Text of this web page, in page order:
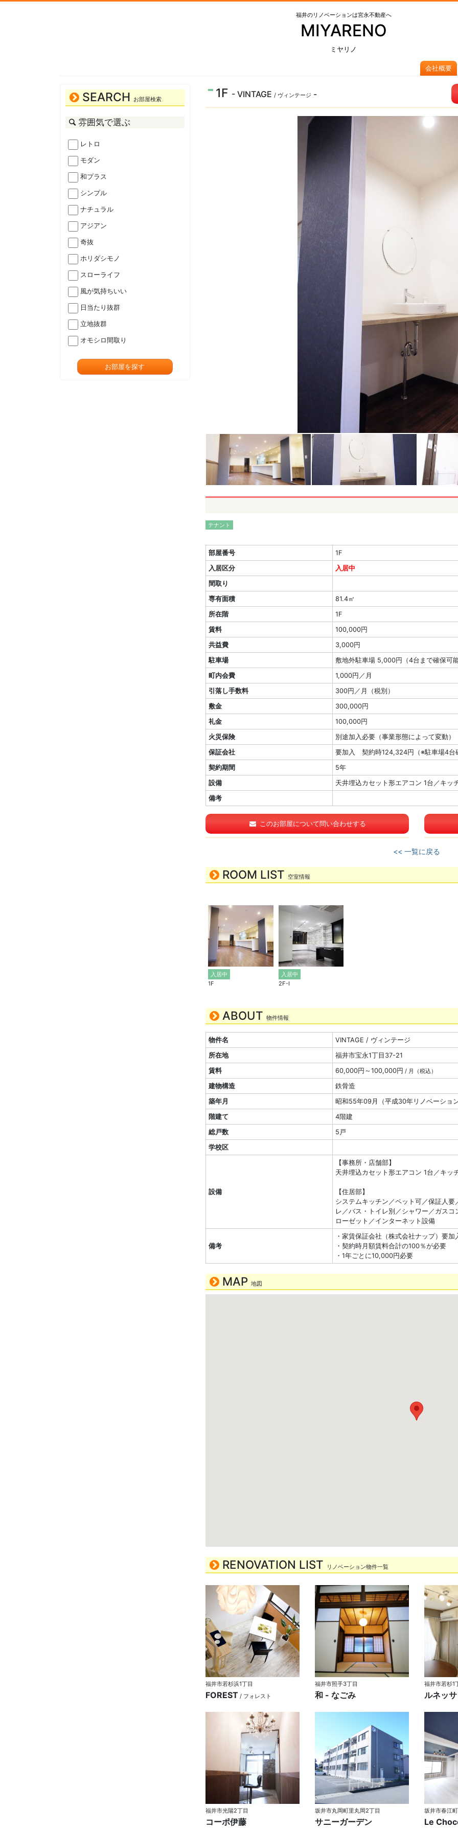
福井のリノベーションは宮永不動産へ
MIYARENO
ミヤリノ
会社概要
SEARCH お部屋検索
雰囲気で選ぶ
レトロ
モダン
和プラス
シンプル
ナチュラル
アジアン
奇抜
ホリダシモノ
スローライフ
風が気持ちいい
日当たり抜群
立地抜群
オモシロ間取り
1F - VINTAGE / ヴィンテージ -
テナント
部屋番号
1F
入居区分
入居中
間取り
専有面積
81.4㎡
所在階
1F
賃料
100,000円
共益費
3,000円
駐車場
敷地外駐車場 5,000円（4台まで確保可
町内会費
1,000円／月
引落し手数料
300円／月（税別）
敷金
300,000円
礼金
100,000円
火災保険
別途加入必要（事業形態によって変動）
保証会社
要加入 契約時124,324円（※駐車場4台
契約期間
5年
設備
天井埋込カセット形エアコン 1台／キッ
備考
このお部屋について問い合わせする
<< 一覧に戻る
ROOM LIST 空室情報
入居中
1F
入居中
2F-Ⅰ
ABOUT物件情報
物件名
VINTAGE / ヴィンテージ
所在地
福井市宝永1丁目37-21
賃料
60,000円～100,000円 / 月（税込）
建物構造
鉄骨造
築年月
昭和55年09月（平成30年リノベーショ
階建て
4階建
総戸数
5戸
学校区
設備
【事務所・店舗部】
天井埋込カセット形エアコン 1台／キッ
【住居部】
システムキッチン／ペット可／保証人
レ／バス・トイレ別／シャワー／ガス
ローゼット／インターネット設備
備考
・家賃保証会社（株式会社ナップ）要加
・契約時月額賃料合計の100％が必要
・1年ごとに10,000円必要
MAP地図
RENOVATION LIST リノベーション物件一覧
福井市若杉浜1丁目
FOREST / フォレスト
福井市照手3丁目
和 - なごみ
福井市若杉1
ルネッ
福井市光陽2丁目
コーポ伊藤
坂井市丸岡町里丸岡2丁目
サニーガーデン
坂井市春江
Le